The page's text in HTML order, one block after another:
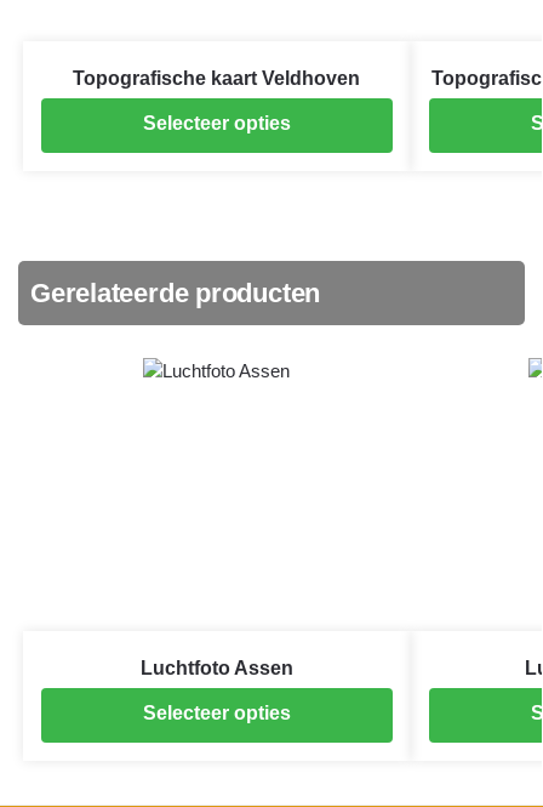
Topografische kaart Veldhoven
Selecteer opties
Gerelateerde producten
Luchtfoto Assen
Selecteer opties